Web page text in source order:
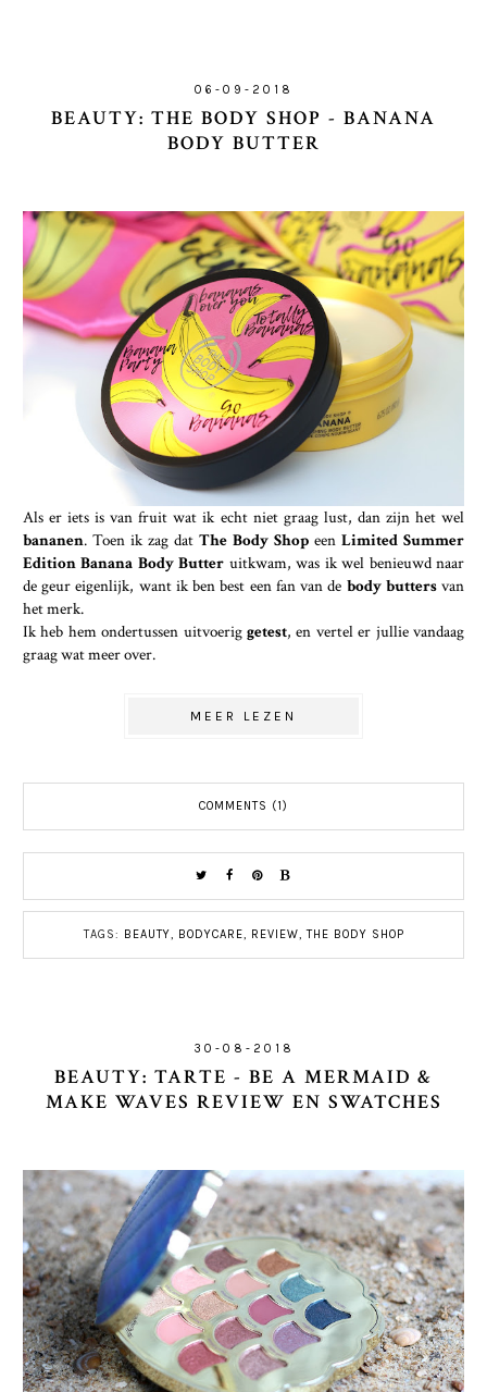
06-09-2018
BEAUTY: THE BODY SHOP - BANANA
BODY BUTTER
Als er iets is van fruit wat ik echt niet graag lust, dan zijn het wel
bananen. Toen ik zag dat The Body Shop een Limited Summer
Edition Banana Body Butter uitkwam, was ik wel benieuwd naar
de geur eigenlijk, want ik ben best een fan van de body buttersvan
het merk.
Ik heb hem ondertussen uitvoerig getest, en vertel er jullie vandaag
graag wat meer over.
MEER LEZEN
COMMENTS (1)
TAGS: BEAUTY BODYCARE REVIEW ,THE BODY SHOP
30-08-2018
BEAUTY: TARTE - BE A MERMAID &
MAKE WAVES REVIEW EN SWATCHES